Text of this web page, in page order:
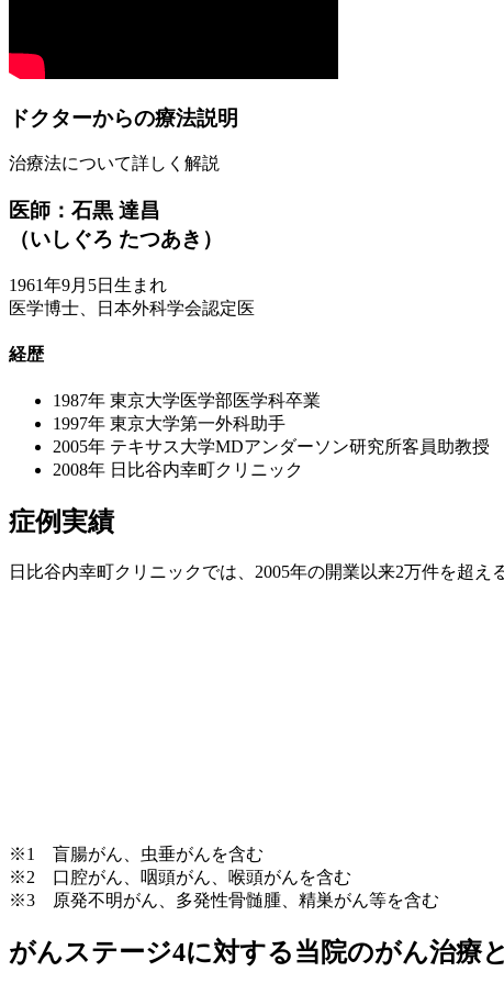
ドクターからの療法説明
治療法について詳しく解説
医師：石黒 達昌
（いしぐろ たつあき）
1961年9月5日生まれ
医学博士、日本外科学会認定医
経歴
1987年 東京大学医学部医学科卒業
1997年 東京大学第一外科助手
2005年 テキサス大学MDアンダーソン研究所客員助教授
2008年 日比谷内幸町クリニック
症例実績
日比谷内幸町クリニックでは、2005年の開業以来2万件を超
※1 盲腸がん、虫垂がんを含む
※2 口腔がん、咽頭がん、喉頭がんを含む
※3 原発不明がん、多発性骨髄腫、精巣がん等を含む
がんステージ4に対する当院のがん治療